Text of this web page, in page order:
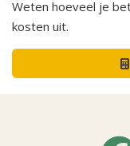
Weten hoeveel je
kosten uit.